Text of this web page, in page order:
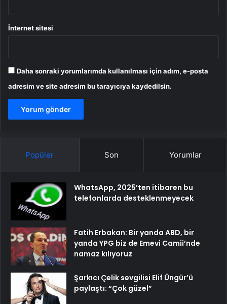
İnternet sitesi
Daha sonraki yorumlarımda kullanılması için adım, e-posta
adresim ve site adresim bu tarayıcıya kaydedilsin.
Popüler Son Yorumlar
WhatsApp, 2025’ten itibaren bu
telefonlarda desteklenmeyecek
Fatih Erbakan: Bir yanda ABD, bir
yanda YPG biz de Emevi Camii’nde
namaz kılıyoruz
Şarkıcı Çelik sevgilisi Elif Üngür’ü
paylaştı: “Çok güzel”